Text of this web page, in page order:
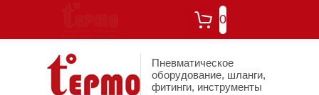
0
Пневматическое
оборудование, шланги,
фитинги, инструменты